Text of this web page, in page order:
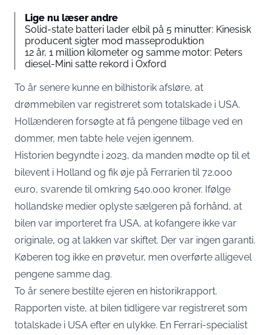
Lige nu læser andre
Solid-state batteri lader elbil på 5 minutter: Kinesisk
producent sigter mod masseproduktion
12 år, 1 million kilometer og samme motor: Peters
diesel-Mini satte rekord i Oxford
To år senere kunne en bilhistorik afsløre, at
drømmebilen var registreret som totalskade i USA.
Hollænderen forsøgte at få pengene tilbage ved en
dommer, men tabte hele vejen igennem.
Historien begyndte i 2023, da manden mødte op til et
bilevent i Holland og fik øje på Ferrarien til 72.000
euro, svarende til omkring 540.000 kroner. Ifølge
hollandske medier oplyste sælgeren på forhånd, at
bilen var importeret fra USA, at kofangere ikke var
originale, og at lakken var skiftet. Der var ingen garanti.
Køberen tog ikke en prøvetur, men overførte alligevel
pengene samme dag.
To år senere bestilte ejeren en historikrapport.
Rapporten viste, at bilen tidligere var registreret som
totalskade i USA efter en ulykke. En Ferrari-specialist